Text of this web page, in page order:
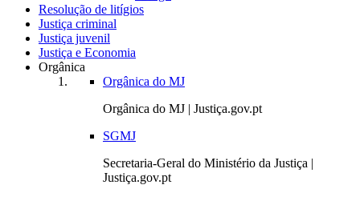
Resolução de litígios
Justiça criminal
Justiça juvenil
Justiça e Economia
Orgânica
Orgânica do MJ
Orgânica do MJ | Justiça.gov.pt
SGMJ
Secretaria-Geral do Ministério da Justiça |
Justiça.gov.pt